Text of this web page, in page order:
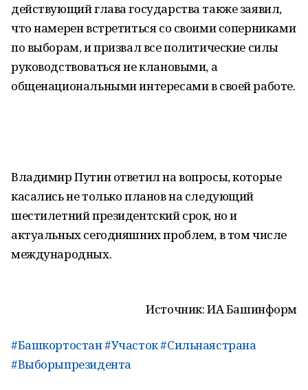
действующий глава государства также заявил,
что намерен встретиться со своими соперниками
по выборам, и призвал все политические силы
руководствоваться не клановыми, а
общенациональными интересами в своей работе.
Владимир Путин ответил на вопросы, которые
касались не только планов на следующий
шестилетний президентский срок, но и
актуальных сегодняшних проблем, в том числе
международных.
Источник: ИА Башинформ
#Башкортостан #Участок #Сильнаястрана
#Выборыпрезидента